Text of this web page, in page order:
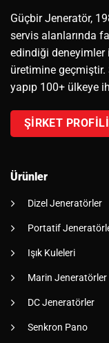
Güçbir Jeneratör,
servis alanlarında
edindiği deneyimler
üretimine geçmiştir.
yapıp 100+ ülkeye
ŞİRKET PROFİLİ
Ürünler
Dizel Jeneratörler
Portatif
Işık Kuleleri
Marin Jeneratörler
DC Jeneratörler
Senkron Pano